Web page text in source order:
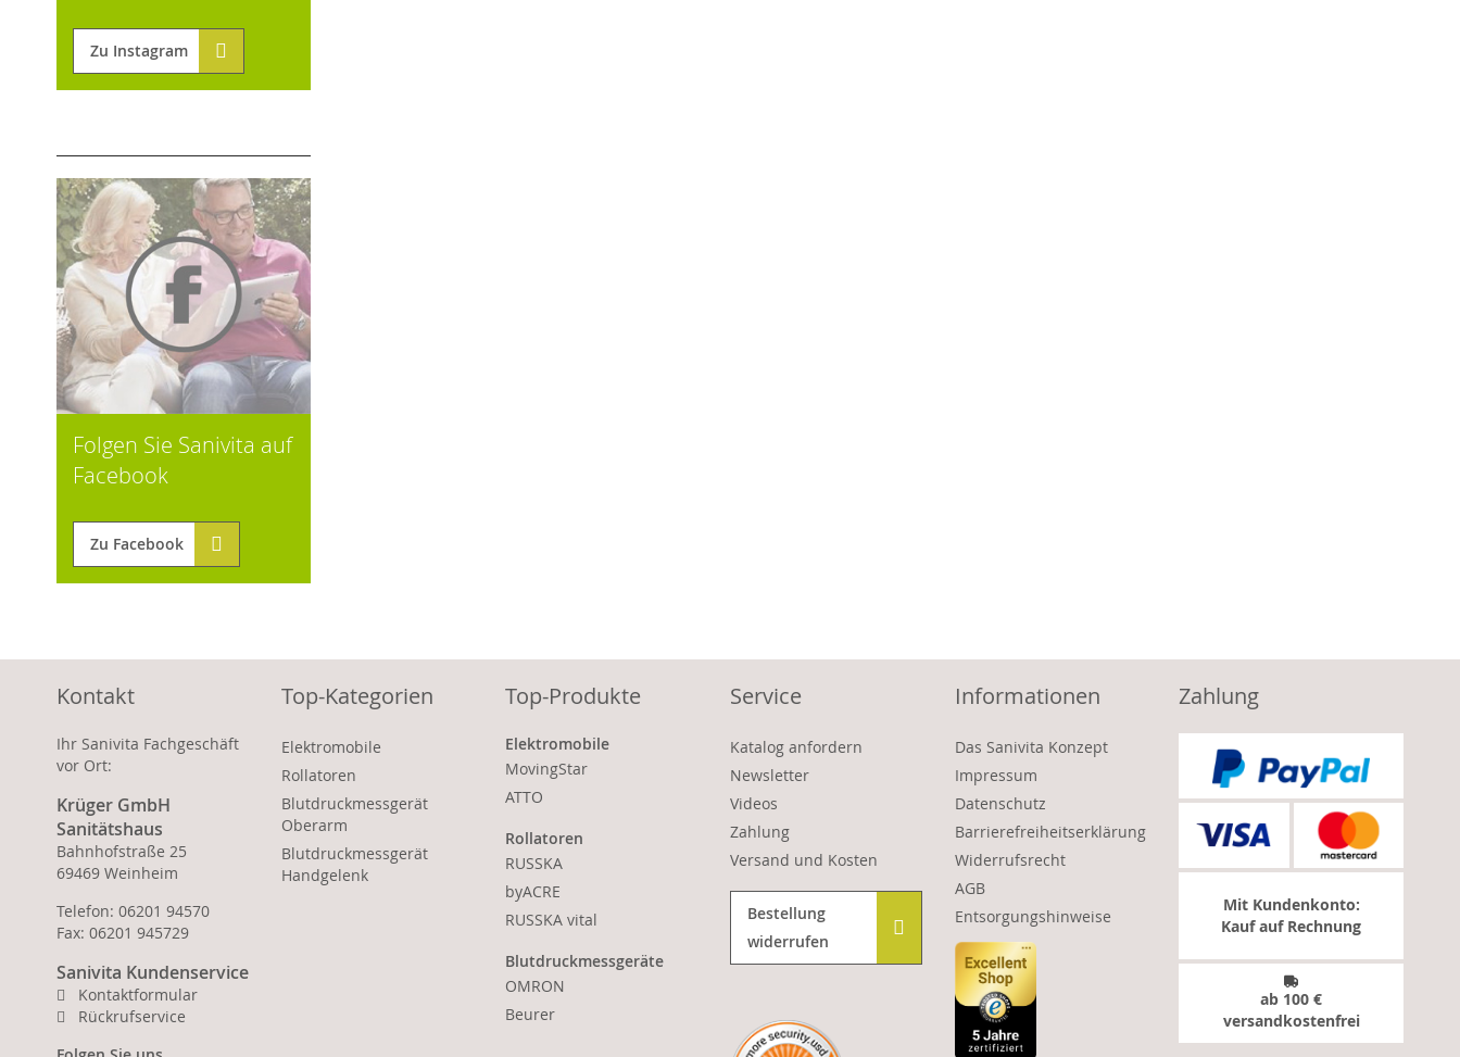
Zu Instagram
Folgen Sie Sanivita auf
Facebook
Zu Facebook
Kontakt
Ihr Sanivita Fachgeschäft
vor Ort:
Krüger GmbH
Sanitätshaus
Bahnhofstraße 25
69469 Weinheim
Telefon: 06201 94570
Fax: 06201 945729
Sanivita Kundenservice
Kontaktformular
Rückrufservice
Top-Kategorien
Elektromobile
Rollatoren
Blutdruckmessgerät
Oberarm
Blutdruckmessgerät
Handgelenk
Top-Produkte
Elektromobile
MovingStar
ATTO
Rollatoren
RUSSKA
byACRE
RUSSKA vital
Blutdruckmessgeräte
OMRON
Beurer
Service
Katalog anfordern
Newsletter
Videos
Zahlung
Versand und Kosten
Bestellung
widerrufen
Informationen
Das Sanivita Konzept
Impressum
Datenschutz
Barrierefreiheitserklärung
Widerrufsrecht
AGB
Entsorgungshinweise
Zahlung
Mit Kundenkonto:
Kauf auf Rechnung
ab 100 €
versandkostenfrei